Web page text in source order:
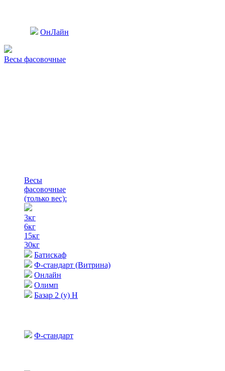
ОнЛайн
Весы фасовочные
Весы
фасовочные
(только вес):
3кг
6кг
15кг
30кг
Батискаф
Ф-стандарт (Витрина)
Онлайн
Олимп
Базар 2 (у) Н
Ф-стандарт